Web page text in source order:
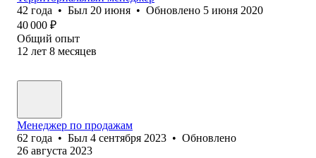
42 года • Был 20 июня • Обновлено 5 июня 2020
40 000 ₽
Общий опыт
12 лет 8 месяцев
Менеджер по продажам
62 года • Был 4 сентября 2023 • Обновлено
26 августа 2023